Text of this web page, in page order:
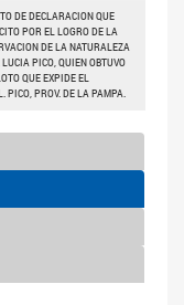
DE DECLARACION QUE
POR EL LOGRO DE LA
DE LA NATURALEZA
PICO, QUIEN OBTUVO
QUE EXPIDE EL
PICO, PROV. DE LA PAMPA.